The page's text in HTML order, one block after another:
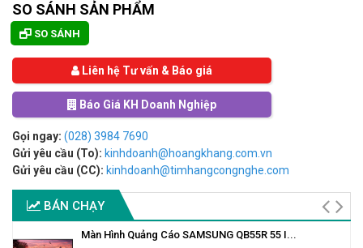
SO SÁNH SẢN PHẨM
SO SÁNH
Liên hệ Tư vấn & Báo giá
Báo Giá KH Doanh Nghiệp
Gọi ngay: (028) 3984 7690
Gửi yêu cầu (To): kinhdoanh@hoangkhang.com.vn
Gửi yêu cầu (CC): kinhdoanh@timhangcongnghe.com
BÁN CHẠY
Màn Hình Quảng Cáo SAMSUNG QB55R 55 I...